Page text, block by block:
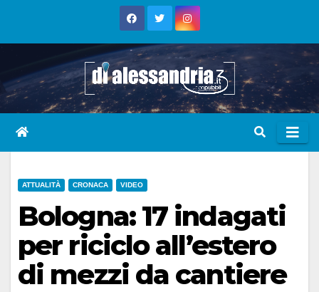
ATTUALITÀ CRONACA VIDEO
Bologna: 17 indagati
per riciclo all’estero
di mezzi da cantiere